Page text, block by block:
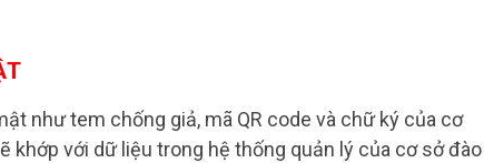
như tem chống giả, mã QR code và chữ ký của cơ
khớp với dữ liệu trong hệ thống quản lý của cơ sở đào